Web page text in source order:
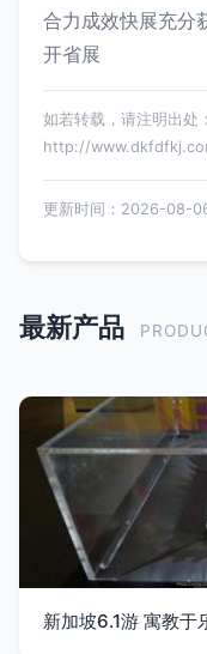
合力成效快展充分
开省展
如若转载，请注明出处：
http://
更新时间：2026-08-
最新产品
新加坡6.1游 寓教于